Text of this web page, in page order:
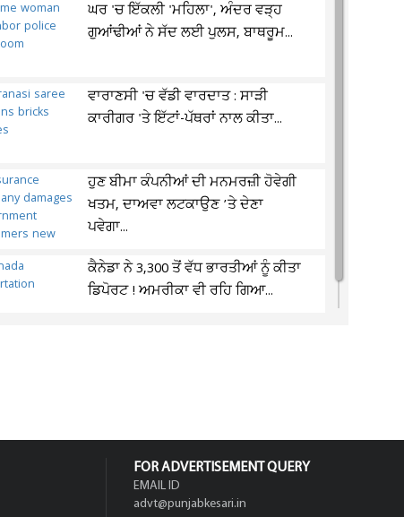
ਘਰ 'ਚ ਇੱਕਲੀ 'ਮਹਿਲਾ', ਅੰਦਰ ਵੜ੍ਹ
ਗੁਆਂਢੀਆਂ ਨੇ ਸੱਦ ਲਈ ਪੁਲਸ, ਬਾਥਰੂਮ...
ਵਾਰਾਣਸੀ 'ਚ ਵੱਡੀ ਵਾਰਦਾਤ : ਸਾੜੀ
ਕਾਰੀਗਰ 'ਤੇ ਇੱਟਾਂ-ਪੱਥਰਾਂ ਨਾਲ ਕੀਤਾ...
ਹੁਣ ਬੀਮਾ ਕੰਪਨੀਆਂ ਦੀ ਮਨਮਰਜ਼ੀ ਹੋਵੇਗੀ
ਖਤਮ, ਦਾਅਵਾ ਲਟਕਾਉਣ ’ਤੇ ਦੇਣਾ
ਪਵੇਗਾ...
ਕੈਨੇਡਾ ਨੇ 3,300 ਤੋਂ ਵੱਧ ਭਾਰਤੀਆਂ ਨੂੰ ਕੀਤਾ
ਡਿਪੋਰਟ ! ਅਮਰੀਕਾ ਵੀ ਰਹਿ ਗਿਆ...
FOR ADVERTISEMENT QUERY
EMAIL ID
advt@punjabkesari.in